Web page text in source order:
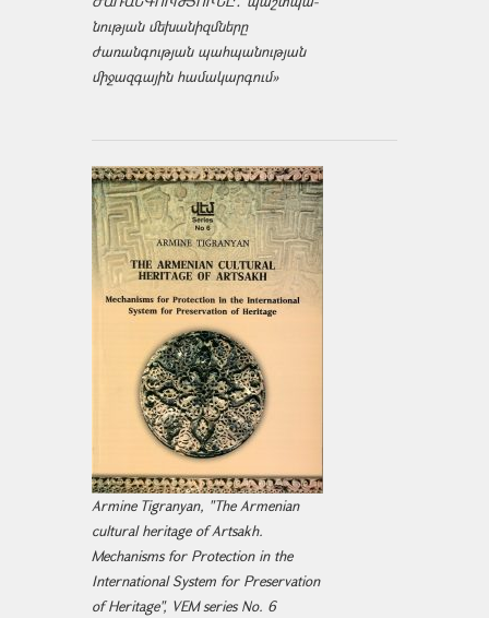
նության մեխանիզմները
ժառանգության պահպանության
միջազ­գային համակարգում»
Armine Tigranyan, "The Armenian
cultural heritage of Artsakh.
Mechanisms for Protection in the
International System for Preservation
of Heritage", VEM series No. 6